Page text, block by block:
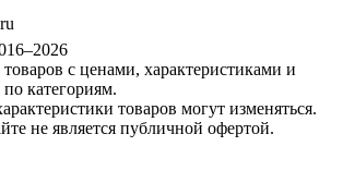
с ценами, характеристиками и
категориям.
товаров могут изменяться.
не является публичной офертой.